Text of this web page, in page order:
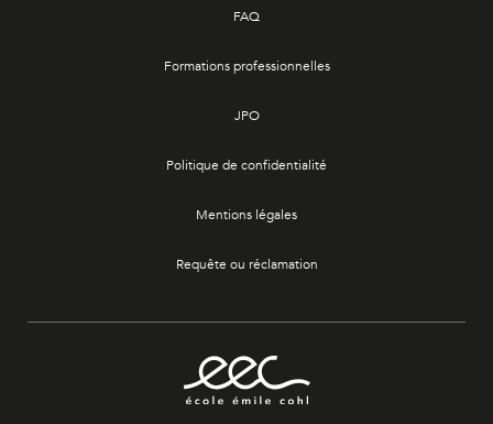
FAQ
Formations professionnelles
JPO
Politique de confidentialité
Mentions légales
Requête ou réclamation